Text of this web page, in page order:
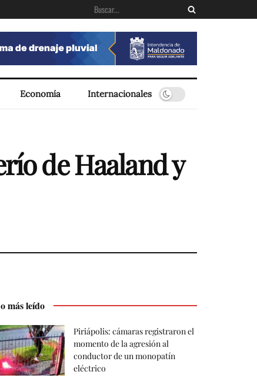
Economía Internacionales
de Haaland y
más leído
Piriápolis: cámaras registraron el
momento de la agresión al
conductor de un monopatín
eléctrico